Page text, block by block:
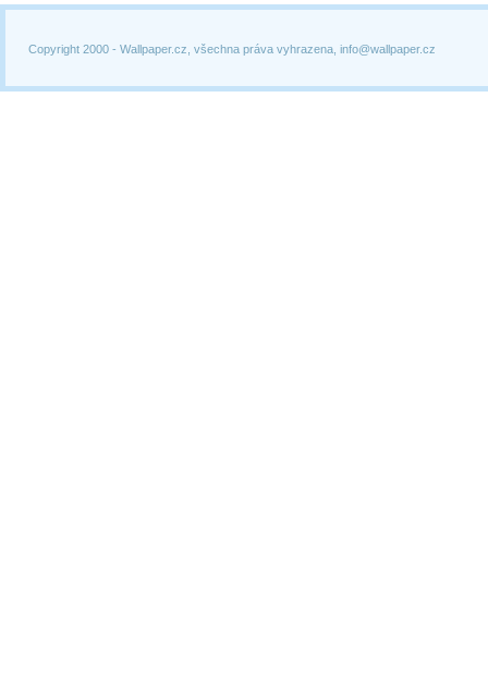
Copyright 2000 - Wallpaper.cz, všechna práva vyhrazena, info@wallpaper.cz